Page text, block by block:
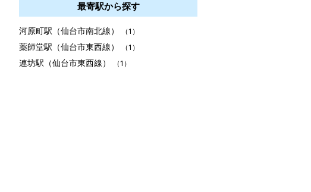
最寄駅から探す
河原町駅（仙台市南北線） （1）
薬師堂駅（仙台市東西線） （1）
連坊駅（仙台市東西線） （1）